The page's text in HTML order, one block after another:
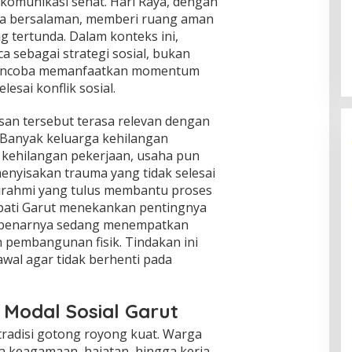
memberi ruang aman
tertunda. Dalam konteks ini,
sebagai strategi sosial, bukan
memanfaatkan momentum
konflik sosial.
tersebut terasa relevan dengan
keluarga kehilangan
pekerjaan, usaha pun
trauma yang tidak selesai
yang tulus membantu proses
Garut menekankan pentingnya
sedang menempatkan
fisik. Tindakan ini
agar tidak berhenti pada
Sosial Garut
gotong royong kuat. Warga
Global Krisis Air, Nuklir Prancis Ikut
Tersengat
Di Isu Global |